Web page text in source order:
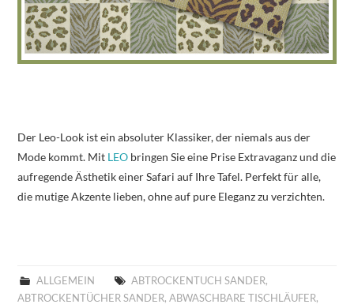
Der Leo-Look ist ein absoluter Klassiker, der niemals aus der
Mode kommt. Mit LEO bringen Sie eine Prise Extravaganz und die
aufregende Ästhetik einer Safari auf Ihre Tafel. Perfekt für alle,
die mutige Akzente lieben, ohne auf pure Eleganz zu verzichten.
ALLGEMEIN ABTROCKENTUCH SANDER,
ABTROCKENTÜCHER SANDER,ABWASCHBARE TISCHLÄUFER,